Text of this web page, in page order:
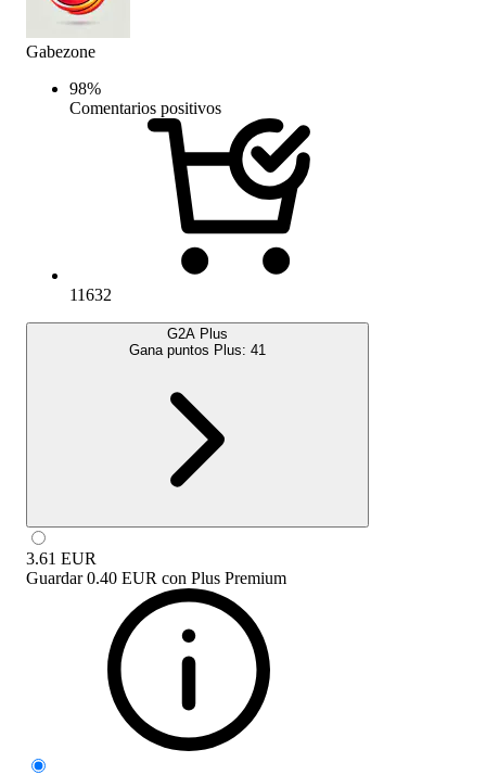
Gabezone
98%
Comentarios positivos
11632
G2A Plus
Gana puntos Plus: 41
3.61 EUR
Guardar 0.40 EUR con Plus Premium